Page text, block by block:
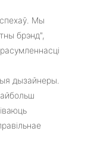
Мы
брэнд",
дызайнеры.